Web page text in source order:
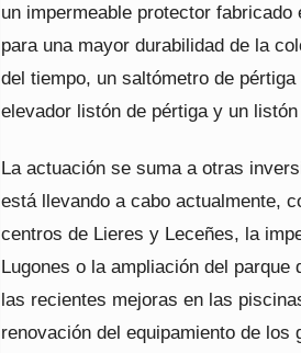
un impermeable protector
para una mayor durabilidad de la
del tiempo, un saltómetro de
elevador listón de pértiga y un
La actuación se suma a otras
está llevando a cabo actualmente,
centros de Lieres y Leceñes, la
Lugones o la ampliación del
las recientes mejoras en las
renovación del equipamiento de